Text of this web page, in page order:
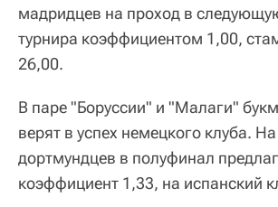
мадридцев на проход в
турнира коэффициентом 1,00,
26,00.
В паре "Боруссии" и "Малаги"
верят в успех немецкого клуба.
дортмундцев в полуфинал
коэффициент 1,33, на испанский